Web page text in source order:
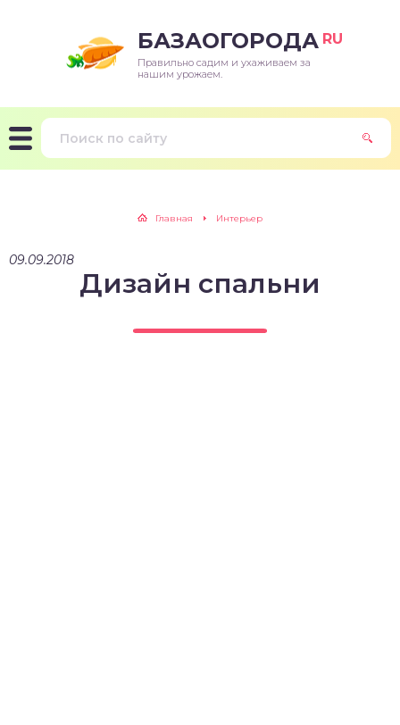
БАЗАОГОРОДА RU
Правильно садим и ухаживаем за
нашим урожаем.
Главная Интерьер
09.09.2018
Дизайн спальни